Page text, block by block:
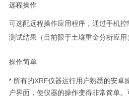
远程操作
可选配远程操作应用程序，通过手机
测试结果（目前限于土壤重金分析应用
操作简单
* 所有的XRF仪器运行用户熟悉的安卓
户界面，使仪器的操作变得非常简单。